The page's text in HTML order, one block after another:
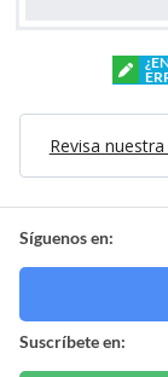
Revisa
Síguenos en:
Suscríbete en: